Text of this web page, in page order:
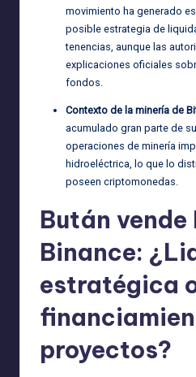
movimiento ha generado
posible estrategia de
tenencias, aunque las
explicaciones oficiales
fondos.
Contexto de la minería de
acumulado gran parte de
operaciones de minería
hidroeléctrica, lo que lo
poseen criptomonedas.
Bután
Binance:
estratégica
proyectos?